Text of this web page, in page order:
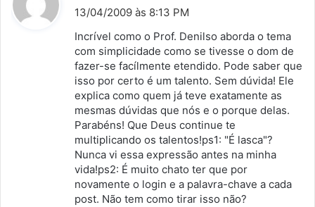
i
s
e
:
13/04/2009 às 8:13 PM
Incrível como o Prof. Denilso aborda o tema
com simplicidade como se tivesse o dom de
fazer-se facílmente etendido. Pode saber que
isso por certo é um talento. Sem dúvida! Ele
explica como quem já teve exatamente as
mesmas dúvidas que nós e o porque delas.
Parabéns! Que Deus continue te
multiplicando os talentos!ps1: "É lasca"?
Nunca vi essa expressão antes na minha
vida!ps2: É muito chato ter que por
novamente o login e a palavra-chave a cada
post. Não tem como tirar isso não?